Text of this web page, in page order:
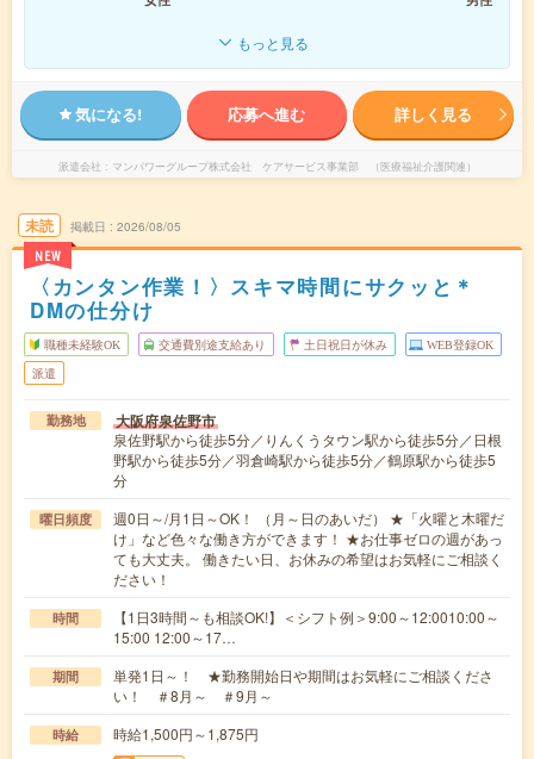
もっと見る
気になる! 応募へ進む 詳しく見る
派遣会社 マンパワーグループ株式会社 ケアサービス事業部 （医療福祉介護関連）
未読
NEW
掲載日 2026/08/05
〈カンタン作業！〉スキマ時間にサクッと＊
DMの仕分け
職種未経験OK 交通費別途支給あり 土日祝日が休み WEB登録OK
派遣
勤務地 大阪府泉佐野市
泉佐野駅から徒歩5分／りんくうタウン駅から徒歩5分／日根
野駅から徒歩5分／羽倉崎駅から徒歩5分／鶴原駅から徒歩5
分
曜日頻度
週0日～/月1日～OK！ （月～日のあいだ） ★「火曜と木曜だ
け」など色々な働き方ができます！ ★お仕事ゼロの週があっ
ても大丈夫。 働きたい日、お休みの希望はお気軽にご相談く
ださい！
時間
【1日3時間～も相談OK!】＜シフト例＞9:00～12:0010:00～
15:00 12:00～17…
期間
単発1日～！ ★勤務開始日や期間はお気軽にご相談くださ
い！ ＃8月～ ＃9月～
時給 時給1,500円～1,875円